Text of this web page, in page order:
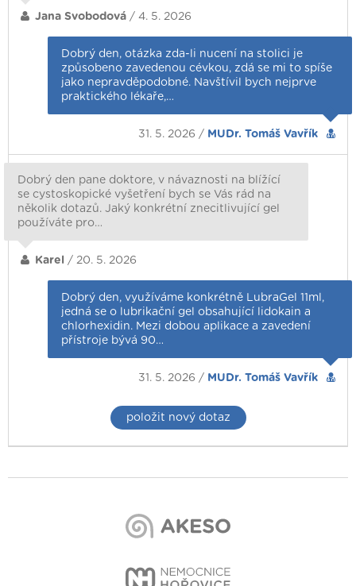
Jana Svobodová / 4. 5. 2026
Dobrý den, otázka zda-li nucení na stolici je
způsobeno zavedenou cévkou, zdá se mi to spíše
jako nepravděpodobné. Navštívil bych nejprve
praktického lékaře,…
31. 5. 2026 / MUDr. Tomáš Vavřík
Dobrý den pane doktore, v návaznosti na blížící
se cystoskopické vyšetření bych se Vás rád na
několik dotazů. Jaký konkrétní znecitlivující gel
používáte pro…
Karel / 20. 5. 2026
Dobrý den, využíváme konkrétně LubraGel 11ml,
jedná se o lubrikační gel obsahující lidokain a
chlorhexidin. Mezi dobou aplikace a zavedení
přístroje bývá 90…
31. 5. 2026 / MUDr. Tomáš Vavřík
položit nový dotaz